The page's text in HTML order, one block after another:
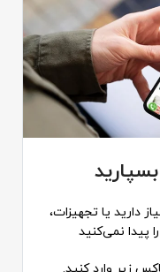
دارید یا تجهیزات،
پیدا نمی‌کنید